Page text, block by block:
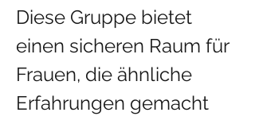
​Diese Gruppe bietet
einen sicheren Raum für
Frauen, die ähnliche
Erfahrungen gemacht